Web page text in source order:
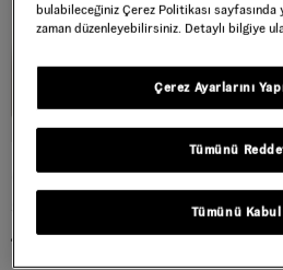
OLD SKOOL TREK SIRT
Style : VN000HRHBLK1
4.699,00 TL
bulabileceğiniz Çerez Politikası sayfasında
zaman düzenleyebilirsiniz. Detaylı bilgiye
Tümünü
Tümünü
Çerez Ayarlarını